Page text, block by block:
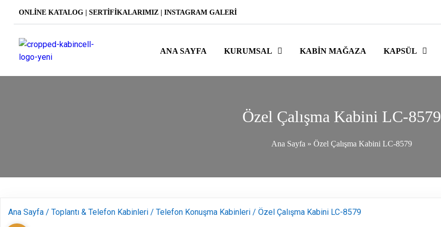
ONLINE KATALOG | SERTIFIKALARIMIZ | INSTAGRAM GALERI
ANA SAYFA KURUMSAL KABIN MAĞAZA KAPSÜL
Özel Çalışma Kabini LC-8579
Ana Sayfa » Özel Çalışma Kabini LC-8579
Ana Sayfa / Toplantı & Telefon Kabinleri / Telefon Konuşma Kabinleri / Özel Çalışma Kabini LC-8579